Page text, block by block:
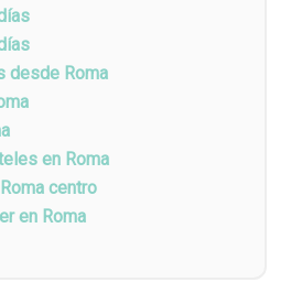
desde Roma
en Roma
centro
en Roma